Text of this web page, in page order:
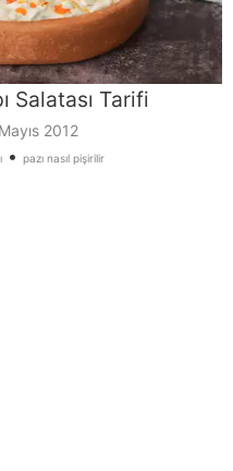
Salatası Tarifi
2012
• pazı nasıl pişirilir